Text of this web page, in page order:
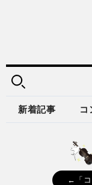
新着記事 コ
←「コ